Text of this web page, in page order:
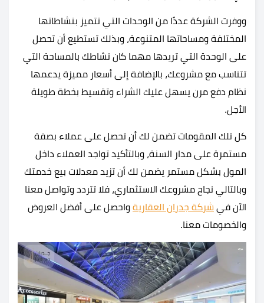
ووفرت الشركة عددًا من الوحدات التي تتميز بنشاطاتها
المختلفة ومساحاتها المتنوعة، وبذلك تستطيع أن تحصل
على الوحدة التي تريدها مهما كان نشاطك بالمساحة التي
تتناسب مع مشروعك، بالإضافة إلى أسعار مميزة يدعمها
نظام دفع مرن يسهل عليك الشراء وتقسيط بخطة طويلة
الأجل.
كل تلك المقومات تضمن لك أن تحصل على عملاء بصفة
مستمرة على مدار السنة، وبالتأكيد تواجد العملاء داخل
المول بشكل مستمر يضمن لك أن تزيد معدلات بيع خدمتك
وبالتالي نجاح مشروعك الاستثماري، فلا تتردد وتواصل معنا
الآن في شركة جدران العقارية واحصل على أفضل العروض
والخصومات معنا.